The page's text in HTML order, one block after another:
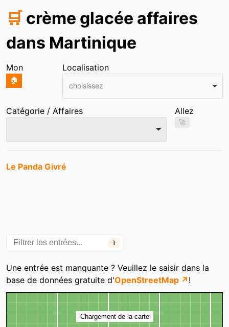
🛒 crème glacée affaires
dans Martinique
Mon
🏠
Localisation
choisissez
Catégorie / Affaires Allez
🚀
Entrées
Le Panda Givré
1
Une entrée est manquante ? Veuillez le saisir dans la
base de données gratuite d'OpenStreetMap ↗ !
Carte
Chargement de la carte